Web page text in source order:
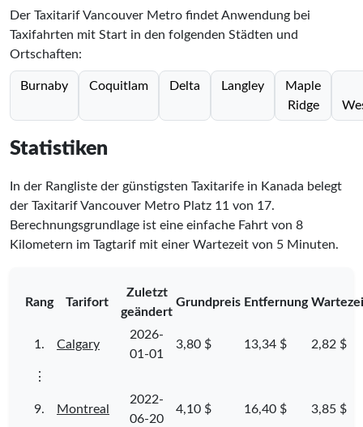
Der Taxitarif Vancouver Metro findet Anwendung bei
Taxifahrten mit Start in den folgenden Städten und
Ortschaften:
Burnaby Coquitlam Delta Langley
Maple
Ridge
Statistiken
In der Rangliste der günstigsten Taxitarife in Kanada belegt
der Taxitarif Vancouver Metro Platz 11 von 17.
Berechnungsgrundlage ist eine einfache Fahrt von 8
Kilometern im Tagtarif mit einer Wartezeit von 5 Minuten.
Rang Tarifort
Zuletzt
geändert
Grundpreis Entfernung
1. Calgary
2026-
01-01
3,80 $ 13,34 $ 2,82 $
⋮
9. Montreal
2022-
06-20
4,10 $ 16,40 $ 3,85 $